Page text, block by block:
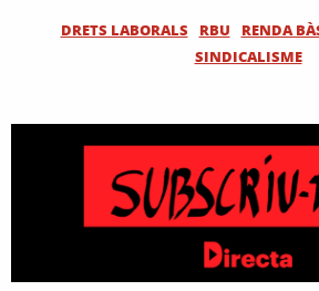
DRETS LABORALS RBU
RENDA
SINDICALISME